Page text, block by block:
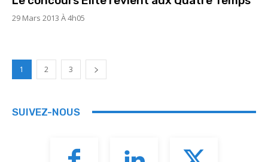
29 Mars 2013 À 4h05
1 2 3
SUIVEZ-NOUS